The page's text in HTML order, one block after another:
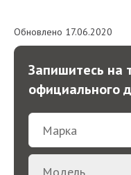
Обновлено 17.06.2020
Запишитесь на
официального